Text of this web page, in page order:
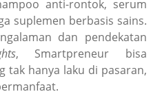
anti-rontok, serum
suplemen berbasis sains.
dan pendekatan
, Smartpreneur bisa
tak hanya laku di pasaran,